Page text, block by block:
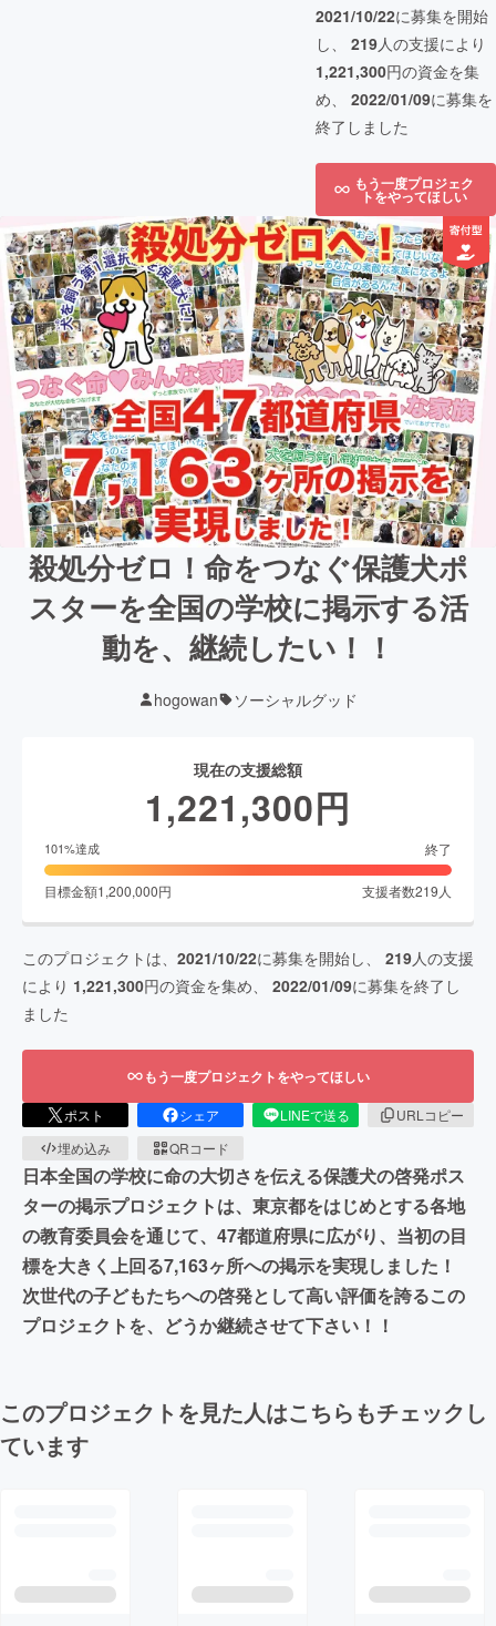
2021/10/22に募集を開始
し、 219人の支援により
1,221,300円の資金を集
め、 2022/01/09に募集を
終了しました
もう一度プロジェク
トをやってほしい
殺処分ゼロ！命をつなぐ保護犬ポ
スターを全国の学校に掲示する活
動を、継続したい！！
hogowan ソーシャルグッド
現在の支援総額
1,221,300円
101%達成 終了
目標金額1,200,000円 支援者数219 人
このプロジェクトは、 2021/10/22に募集を開始し、 219人の支援
により 1,221,300円の資金を集め、 2022/01/09に募集を終了し
ました
もう一度プロジェクトをやってほしい
ポスト シェア LINEで送る
URLコピー
埋め込み
QRコード
日本全国の学校に命の大切さを伝える保護犬の啓発ポス
ターの掲示プロジェクトは、東京都をはじめとする各地
の教育委員会を通じて、47都道府県に広がり、当初の目
標を大きく上回る7,163ヶ所への掲示を実現しました！
次世代の子どもたちへの啓発として高い評価を誇るこの
プロジェクトを、どうか継続させて下さい！！
このプロジェクトを見た人はこちらもチェックし
ています